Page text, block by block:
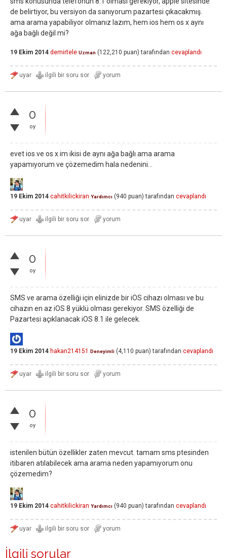
de belirtiyor, bu versiyon da sanıyorum pazartesi çıkacakmış.
ama arama yapabiliyor olmanız lazım, hem ios hem os x aynı
ağa bağlı değil mi?
19 Ekim 2014 demirtele Uzman (122,210 puan) tarafından cevaplandı
0
oy
evet ios ve os x im ikisi de aynı ağa bağlı ama arama
yapamıyorum ve çözemedim hala nedenini...
19 Ekim 2014 cahitkilickiran Yardımcı (940 puan) tarafından cevaplandı
0
oy
SMS ve arama özelliği için elinizde bir iOS cihazı olması ve bu
cihazın en az iOS 8 yüklü olması gerekiyor. SMS özelliği de
Pazartesi açıklanacak iOS 8.1 ile gelecek.
19 Ekim 2014 hakan214151 Deneyimli (4,110 puan) tarafından cevaplandı
0
oy
istenilen bütün özellikler zaten mevcut. tamam sms ptesinden
itibaren atılabilecek ama arama neden yapamıyorum onu
çözemedim?
19 Ekim 2014 cahitkilickiran Yardımcı (940 puan) tarafından cevaplandı
İlgili sorular